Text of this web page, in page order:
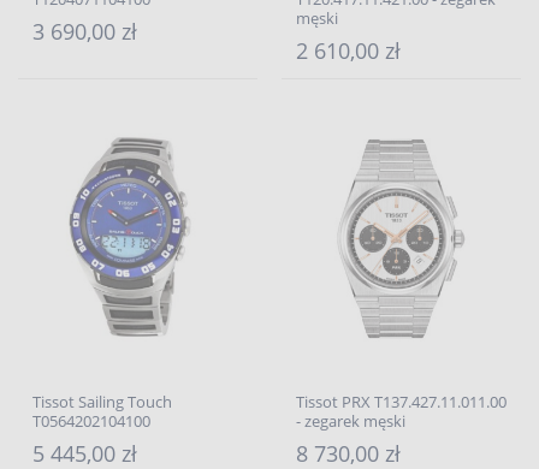
3 690,00 zł
męski
2 610,00 zł
Tissot Sailing Touch
T0564202104100
5 445,00 zł
Tissot PRX T137.427.11.011.00
- zegarek męski
8 730,00 zł